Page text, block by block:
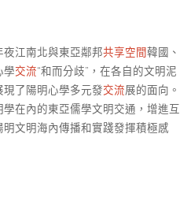
江南北與東亞鄰邦共享空間韓國、
學交流“和而分歧”，在各自的文明泥
了陽明心學多元發交流展的面向。
在內的東亞儒學文明交通，增進互
明文明海內傳播和實踐發揮積極感